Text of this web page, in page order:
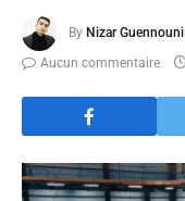
By Nizar Guennouni
Aucun commentaire